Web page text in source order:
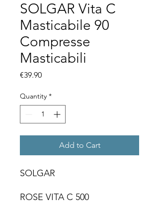
SOLGAR Vita C
Masticabile 90
Compresse
Masticabili
€39.90Price
Quantity *
Add to Cart
SOLGAR
ROSE VITA C 500